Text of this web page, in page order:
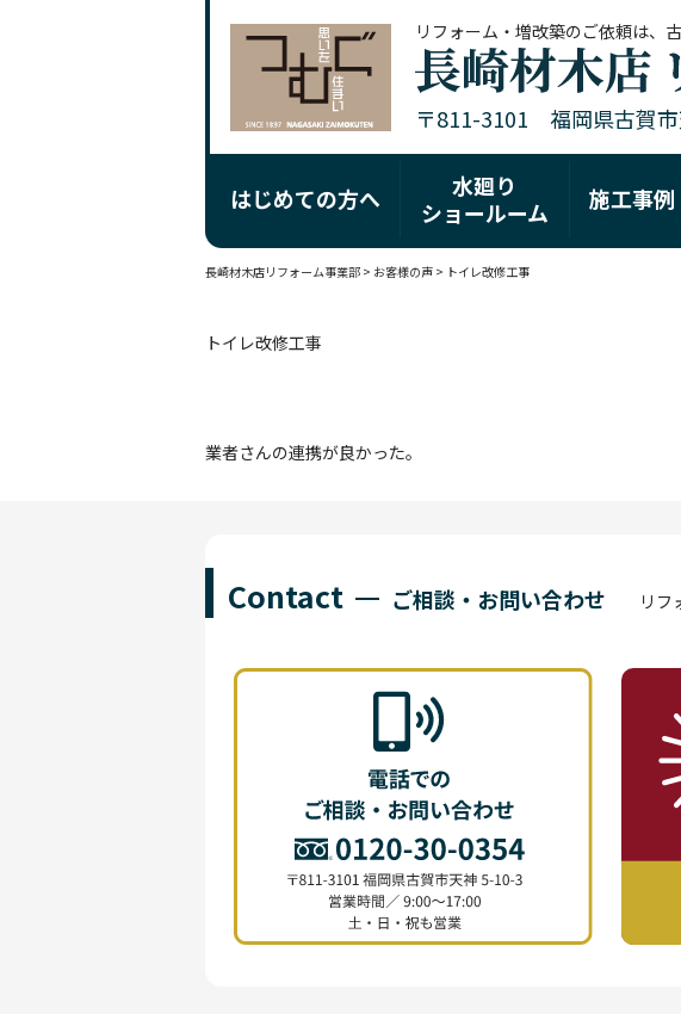
リフォーム・増改築のご依頼は、
〒811-3101 福岡県古賀
はじめての方へ
水廻り
ショールーム
施工事例
長崎材木店リフォーム事業部 > お客様の声 > トイレ改修工事
トイレ改修工事
業者さんの連携が良かった。
Contact ご相談・お問い合わせ リフ